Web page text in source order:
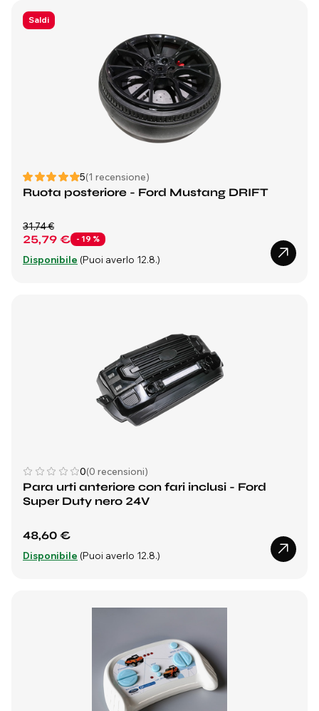
Saldi
5(1 recensione)
Ruota posteriore - Ford Mustang DRIFT
25,79 € - 19 %
31,74 €
Disponibile (Puoi averlo 12.8.)
0(0 recensioni)
Para urti anteriore con fari inclusi - Ford
Super Duty nero 24V
48,60 €
Disponibile (Puoi averlo 12.8.)